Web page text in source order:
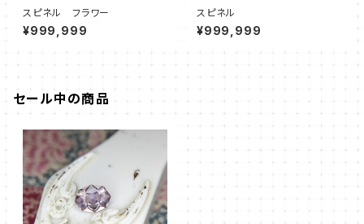
スピネル フラワー
¥999,999
スピネル
¥999,999
セール中の商品